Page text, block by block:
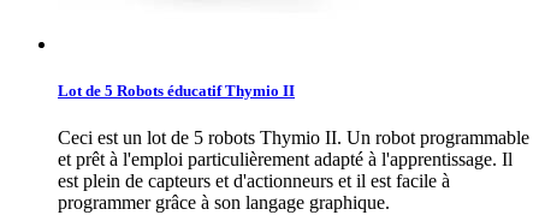
Lot de 5 Robots éducatif Thymio II
Ceci est un lot de 5 robots Thymio II. Un robot programmable
et prêt à l'emploi particulièrement adapté à l'apprentissage. Il
est plein de capteurs et d'actionneurs et il est facile à
programmer grâce à son langage graphique.